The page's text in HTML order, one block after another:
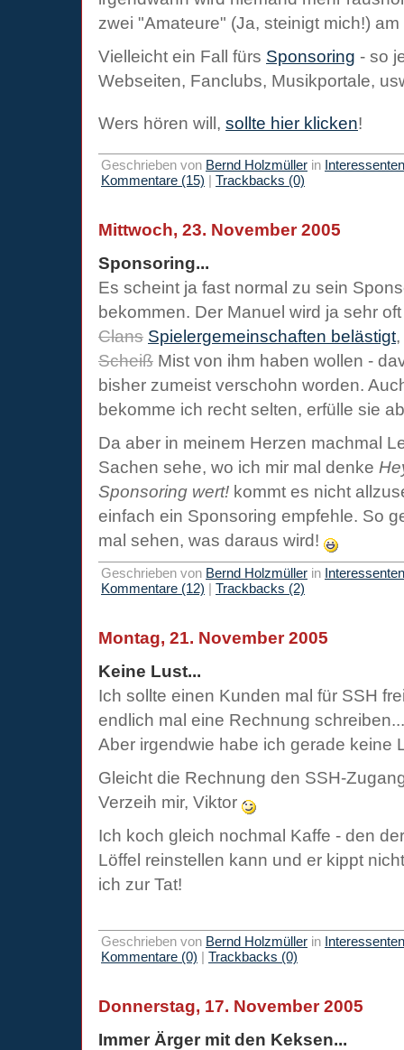
zwei "Amateure" (Ja, steinigt mich!)
Vielleicht ein Fall fürs Sponsoring - so
Webseiten, Fanclubs, Musikportale,
Wers hören will, sollte hier klicken!
Geschrieben von Bernd Holzmüller in
Kommentare (15) | Trackbacks (0)
Mittwoch, 23. November 2005
Sponsoring...
Es scheint ja fast normal zu sein
bekommen. Der Manuel wird ja sehr
Clans Spielergemeinschaften belästigt
Scheiß Mist von ihm haben wollen -
bisher zumeist verschohn worden.
bekomme ich recht selten, erfülle sie
Da aber in meinem Herzen machmal
Sachen sehe, wo ich mir mal denke
Sponsoring wert! kommt es nicht
einfach ein Sponsoring empfehle. So
mal sehen, was daraus wird!
Geschrieben von Bernd Holzmüller in
Kommentare (12) | Trackbacks (2)
Montag, 21. November 2005
Keine Lust...
Ich sollte einen Kunden mal für SSH
endlich mal eine Rechnung schreiben...
Aber irgendwie habe ich gerade keine
Gleicht die Rechnung den SSH-
Verzeih mir, Viktor
Ich koch gleich nochmal Kaffe - den
Löffel reinstellen kann und er kippt
ich zur Tat!
Geschrieben von Bernd Holzmüller in
Kommentare (0) | Trackbacks (0)
Donnerstag, 17. November 2005
Immer Ärger mit den Keksen...